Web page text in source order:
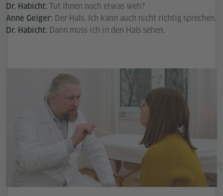
Dr. Habicht: Tut Ihnen noch etwas weh?
Anne Geiger: Der Hals. Ich kann auch nicht richtig sprechen.
Dr. Habicht: Dann muss ich in den Hals sehen.